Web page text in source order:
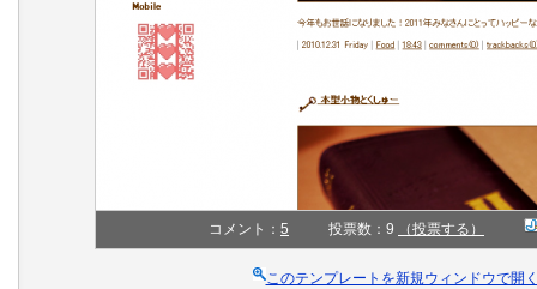
コメント： 5 投票数：9 （投票する）
このテンプレートを新規ウィンドウで開